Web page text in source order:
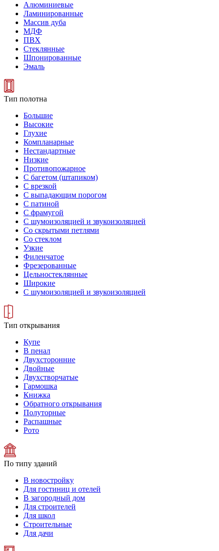
Алюминиевые
Ламинированные
Массив дуба
МДФ
ПВХ
Стеклянные
Шпонированные
Эмаль
Тип полотна
Большие
Высокие
Глухие
Компланарные
Нестандартные
Низкие
Противопожарное
С багетом (штапиком)
С врезкой
С выпадающим порогом
С патиной
С фрамугой
С шумоизоляцией и звукоизоляцией
Со скрытыми петлями
Со стеклом
Узкие
Филенчатое
Фрезерованные
Цельностеклянные
Широкие
С шумоизоляцией и звукоизоляцией
Тип открывания
Купе
В пенал
Двухсторонние
Двойные
Двухстворчатые
Гармошка
Книжка
Обратного открывания
Полуторные
Распашные
Рото
По типу зданий
В новостройку
Для гостиниц и отелей
В загородный дом
Для строителей
Для школ
Строительные
Для дачи